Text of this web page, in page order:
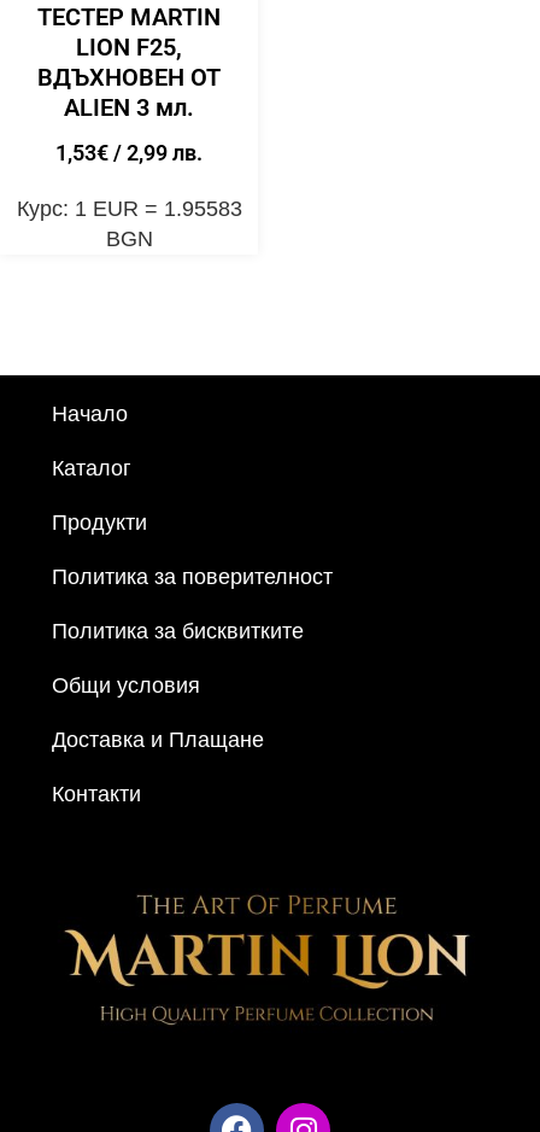
ТЕСТЕР MARTIN
LION F25,
ВДЪХНОВЕН ОТ
ALIEN 3 мл.
1,53€/ 2,99 лв.
Курс: 1 EUR = 1.95583
BGN
Начало
Каталог
Продукти
Политика за поверителност
Политика за бисквитките
Общи условия
Доставка и Плащане
Контакти